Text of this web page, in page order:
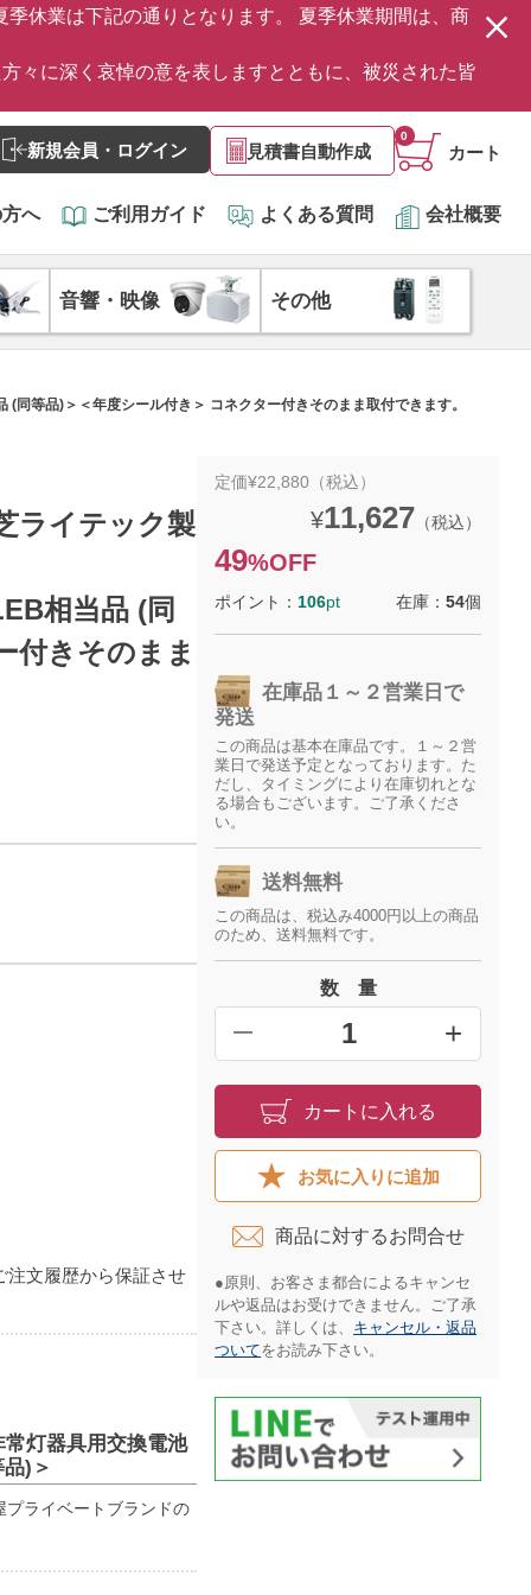
休業は下記の通りとなります。 夏季休業期間は、商
々に深く哀悼の意を表しますとともに、被災された皆
新規会員・ログイン 見積書自動作成 カート
0
へ ご利用ガイド よくある質問 会社概要
音響・映像 その他
等品)＞＜年度シール付き＞ コネクター付きそのまま取付できます。
ライテック製
相当品 (同
付きそのまま
文履歴から保証させ
灯器具用交換電池
)＞
ライベートブランドの
定価¥22,880（税込）
¥11,627 （税込）
49%OFF
ポイント： 106pt 在庫：54個
在庫品１～２営業日で
発送
この商品は基本在庫品です。１～２営
業日で発送予定となっております。た
だし、タイミングにより在庫切れとな
る場合もございます。ご了承くださ
い。
送料無料
この商品は、税込み4000円以上の商品
のため、送料無料です。
数 量
━ +
カートに入れる
お気に入りに追加
商品に対するお問合せ​
●原則、お客さま都合によるキャンセ
ルや返品はお受けできません。ご了承
下さい。詳しくは、 キャンセル・返品
ついてをお読み下さい。​